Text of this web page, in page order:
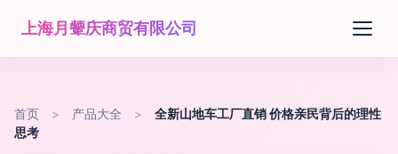
上海月颦庆商贸有限公司
首页 > 产品大全 >
全新山地车工厂直销 价格亲民背后的理性
思考